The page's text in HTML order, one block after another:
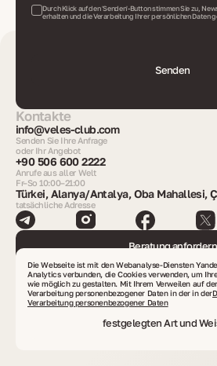
Durch Klick auf den 'Senden'-Button stimmen Sie zu,
erhalten und die Verarbeitung Ihrer persönlichen Daten
Senden
Kontakte
info@veles-club.com
Senden Sie Ihre Anfrage
oder Ihr Angebot
+90 506 600 2222
Anrufe aus aller Welt
Fr–So 10:00–21:00
Türkei, Alanya/Antalya, Oba Mahallesi,
tatsächliche Adresse
Beratung anfordern
Immobilien finden
Länder, in denen VelesClub Int.
Die Webseite ist mit den Webanalyse-Diensten
Analytics verbunden, die Cookies verwenden, um
wie möglich zu gestalten. Mit Ihrem Verweilen auf
Verarbeitung personenbezogener Daten in der in der
Verarbeitung personenbezogener Daten
festgelegten Art und